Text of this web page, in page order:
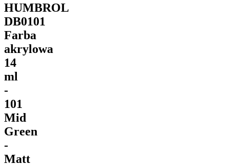
HUMBROL
DB0101
Farba
akrylowa
14
ml
-
101
Mid
Green
-
Matt